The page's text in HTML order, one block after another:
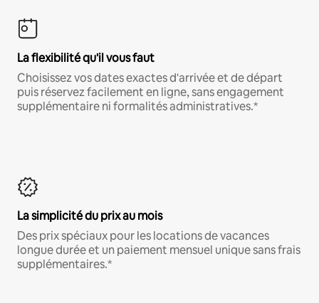
La flexibilité qu'il vous faut
Choisissez vos dates exactes d'arrivée et de départ
puis réservez facilement en ligne, sans engagement
supplémentaire ni formalités administratives.*
La simplicité du prix au mois
Des prix spéciaux pour les locations de vacances
longue durée et un paiement mensuel unique sans frais
supplémentaires.*